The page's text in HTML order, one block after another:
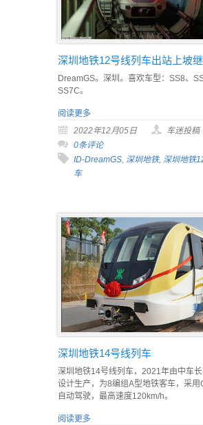
深圳地铁12号线列车出站上坡
DreamGS。深圳。喜欢车型：SS8、
SS7C。
阅读更多
2022年12月05日
车迷投稿
0条评论
ID-DreamGS 深圳地铁, 深圳地铁
车
深圳地铁14号线列车
深圳地铁14号线列车，2021年由中车长
设计生产，为8编组A型地铁客车，采用
自动驾驶，最高速度120km/h。
阅读更多